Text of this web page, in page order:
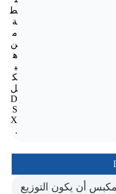
ط
ة
م
ن
ه
ي
ك
ل
D
S
X
.
أن يكون التوزيع